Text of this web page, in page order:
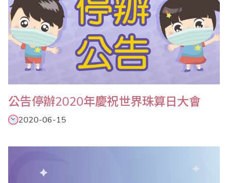
公告停辦2020年慶祝世界珠算日大會
2020-06-15